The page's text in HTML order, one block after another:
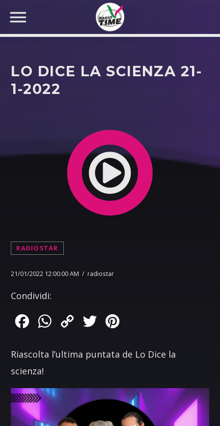
LO DICE LA SCIENZA 21-
1-2022
RADIOSTAR
21/01/2022 12:00:00 AM / radiostar
Condividi:
FacebookWhatsApp
Copy
Twitter
Riascolta l’ultima puntata de Lo Dice la
scienza!